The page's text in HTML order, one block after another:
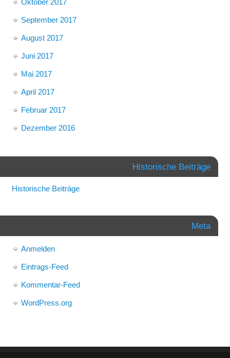
Oktober 2017
September 2017
August 2017
Juni 2017
Mai 2017
April 2017
Februar 2017
Dezember 2016
Historische Beiträge
Historische Beiträge
Meta
Anmelden
Eintrags-Feed
Kommentar-Feed
WordPress.org